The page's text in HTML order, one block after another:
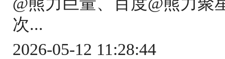
次...
2026-05-12 11:28:44